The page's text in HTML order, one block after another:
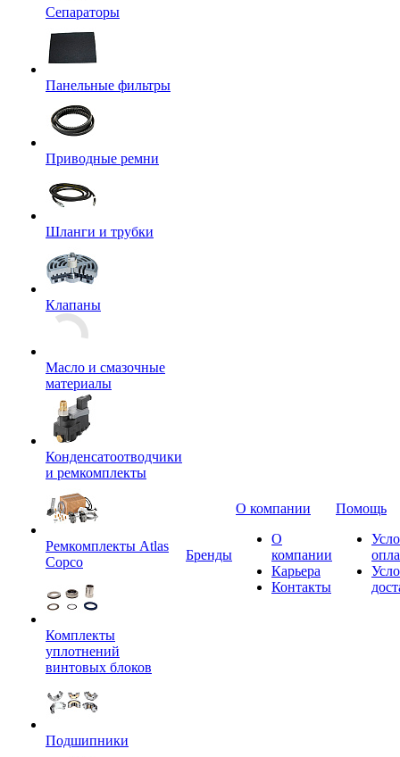
Сепараторы
Панельные фильтры
Приводные ремни
Шланги и трубки
Клапаны
Масло и смазочные
материалы
Конденсатоотводчики
и ремкомплекты
Ремкомплекты Atlas
Copco
Комплекты
уплотнений
винтовых блоков
Подшипники
Бренды
О компании
О
компании
Карьера
Контакты
Помощь